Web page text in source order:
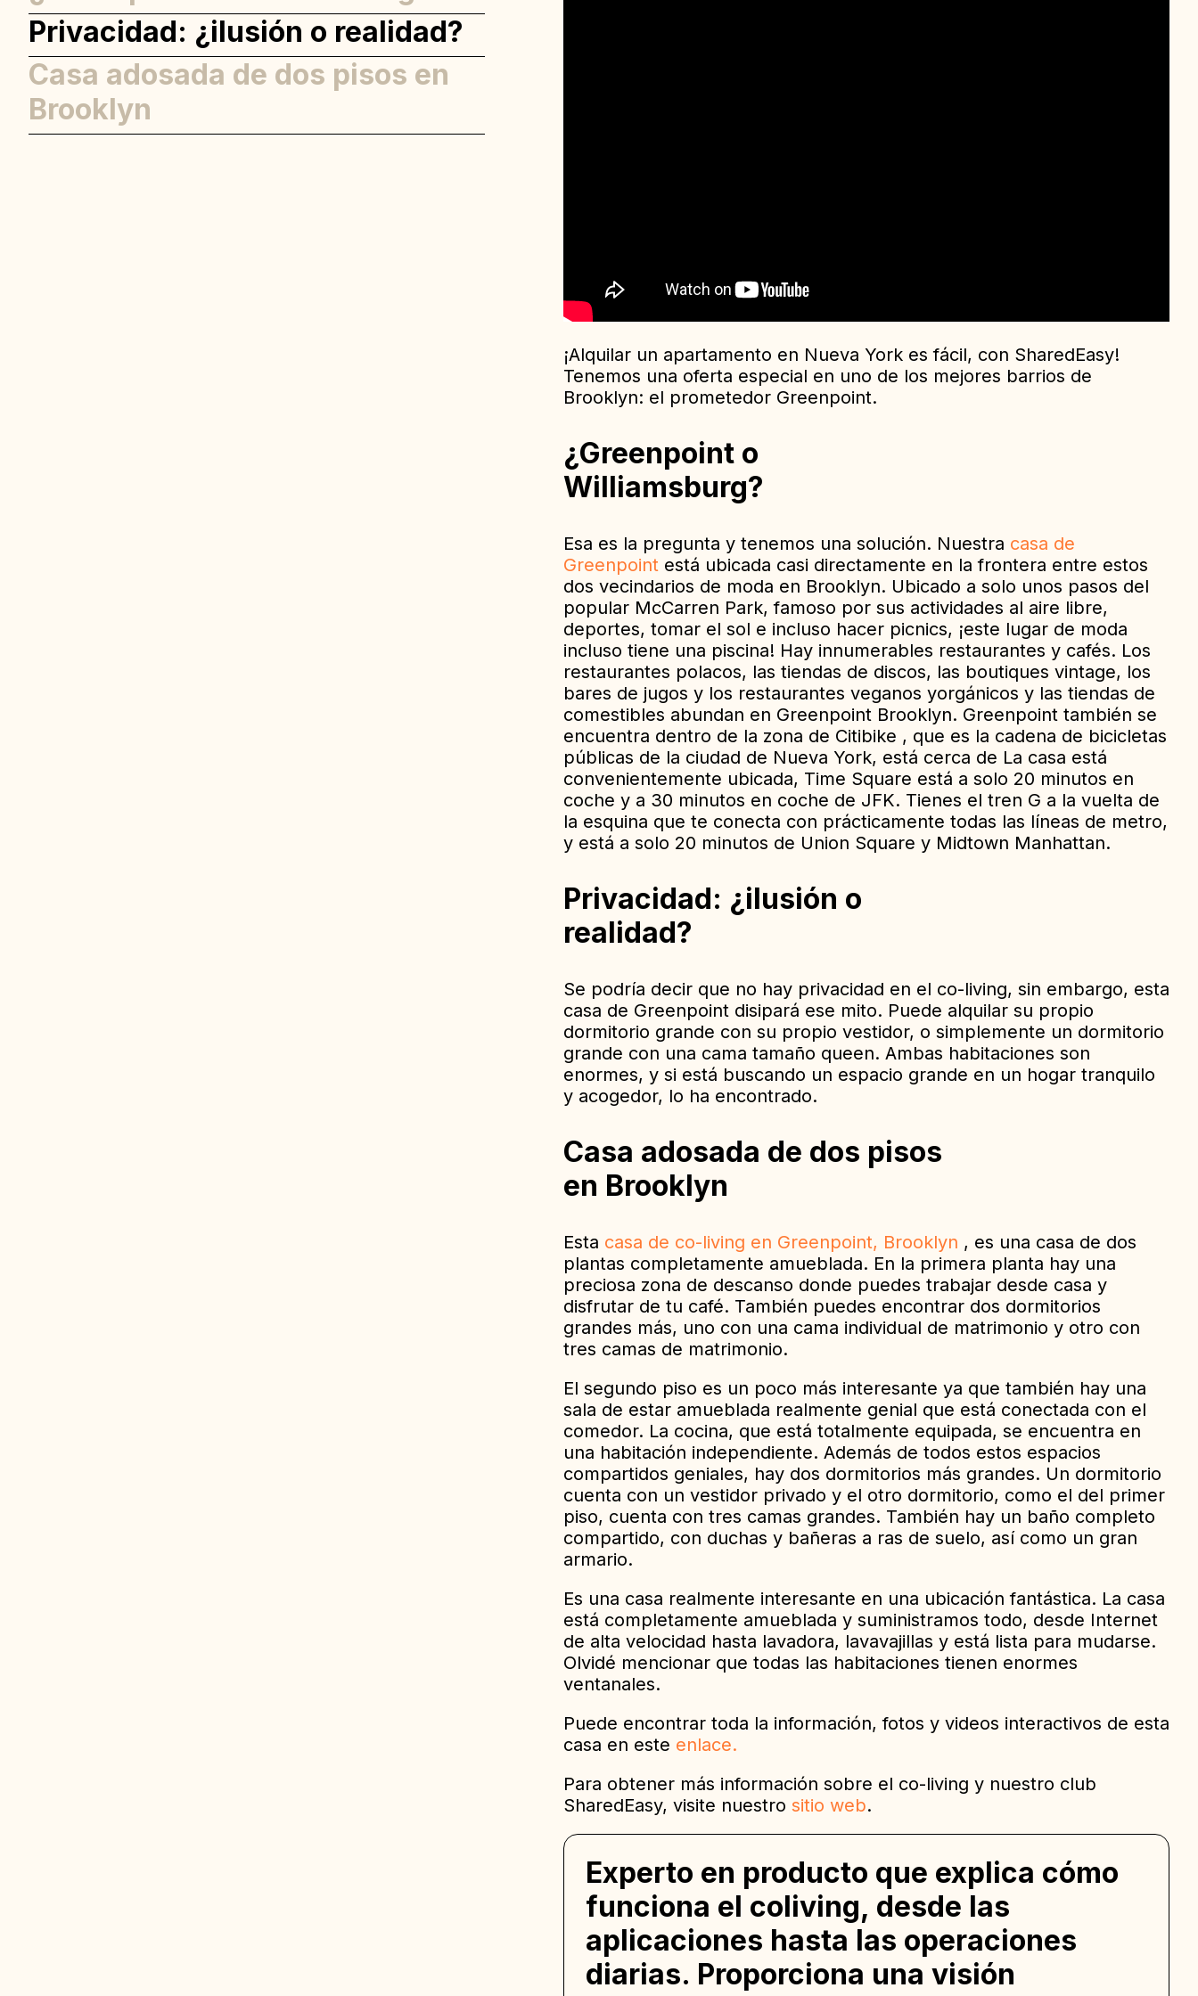
Privacidad: ¿ilusión o realidad?
Casa adosada de dos pisos en
Brooklyn
¡Alquilar un apartamento en Nueva York es fácil, con SharedEasy!
Tenemos una oferta especial en uno de los mejores barrios de
Brooklyn: el prometedor Greenpoint.
¿Greenpoint o
Williamsburg?
Esa es la pregunta y tenemos una solución. Nuestra casa de
Greenpoint está ubicada casi directamente en la frontera entre estos
dos vecindarios de moda en Brooklyn. Ubicado a solo unos pasos del
popular McCarren Park, famoso por sus actividades al aire libre,
deportes, tomar el sol e incluso hacer picnics, ¡este lugar de moda
incluso tiene una piscina! Hay innumerables restaurantes y cafés. Los
restaurantes polacos, las tiendas de discos, las boutiques vintage, los
bares de jugos y los restaurantes veganos yorgánicos y las tiendas de
comestibles abundan en Greenpoint Brooklyn. Greenpoint también se
encuentra dentro de la zona de Citibike , que es la cadena de bicicletas
públicas de la ciudad de Nueva York, está cerca de La casa está
convenientemente ubicada, Time Square está a solo 20 minutos en
coche y a 30 minutos en coche de JFK. Tienes el tren G a la vuelta de
la esquina que te conecta con prácticamente todas las líneas de metro,
y está a solo 20 minutos de Union Square y Midtown Manhattan.
Privacidad: ¿ilusión o
realidad?
Se podría decir que no hay privacidad en el co-living, sin embargo, esta
casa de Greenpoint disipará ese mito. Puede alquilar su propio
dormitorio grande con su propio vestidor, o simplemente un dormitorio
grande con una cama tamaño queen. Ambas habitaciones son
enormes, y si está buscando un espacio grande en un hogar tranquilo
y acogedor, lo ha encontrado.
Casa adosada de dos pisos
en Brooklyn
Esta casa de co-living en Greenpoint, Brooklyn , es una casa de dos
plantas completamente amueblada. En la primera planta hay una
preciosa zona de descanso donde puedes trabajar desde casa y
disfrutar de tu café. También puedes encontrar dos dormitorios
grandes más, uno con una cama individual de matrimonio y otro con
tres camas de matrimonio.
El segundo piso es un poco más interesante ya que también hay una
sala de estar amueblada realmente genial que está conectada con el
comedor. La cocina, que está totalmente equipada, se encuentra en
una habitación independiente. Además de todos estos espacios
compartidos geniales, hay dos dormitorios más grandes. Un dormitorio
cuenta con un vestidor privado y el otro dormitorio, como el del primer
piso, cuenta con tres camas grandes. También hay un baño completo
compartido, con duchas y bañeras a ras de suelo, así como un gran
armario.
Es una casa realmente interesante en una ubicación fantástica. La casa
está completamente amueblada y suministramos todo, desde Internet
de alta velocidad hasta lavadora, lavavajillas y está lista para mudarse.
Olvidé mencionar que todas las habitaciones tienen enormes
ventanales.
Puede encontrar toda la información, fotos y videos interactivos de esta
casa en este enlace.
Para obtener más información sobre el co-living y nuestro club
SharedEasy, visite nuestro sitio web.
Experto en producto que explica cómo
funciona el coliving, desde las
aplicaciones hasta las operaciones
diarias. Proporciona una visión